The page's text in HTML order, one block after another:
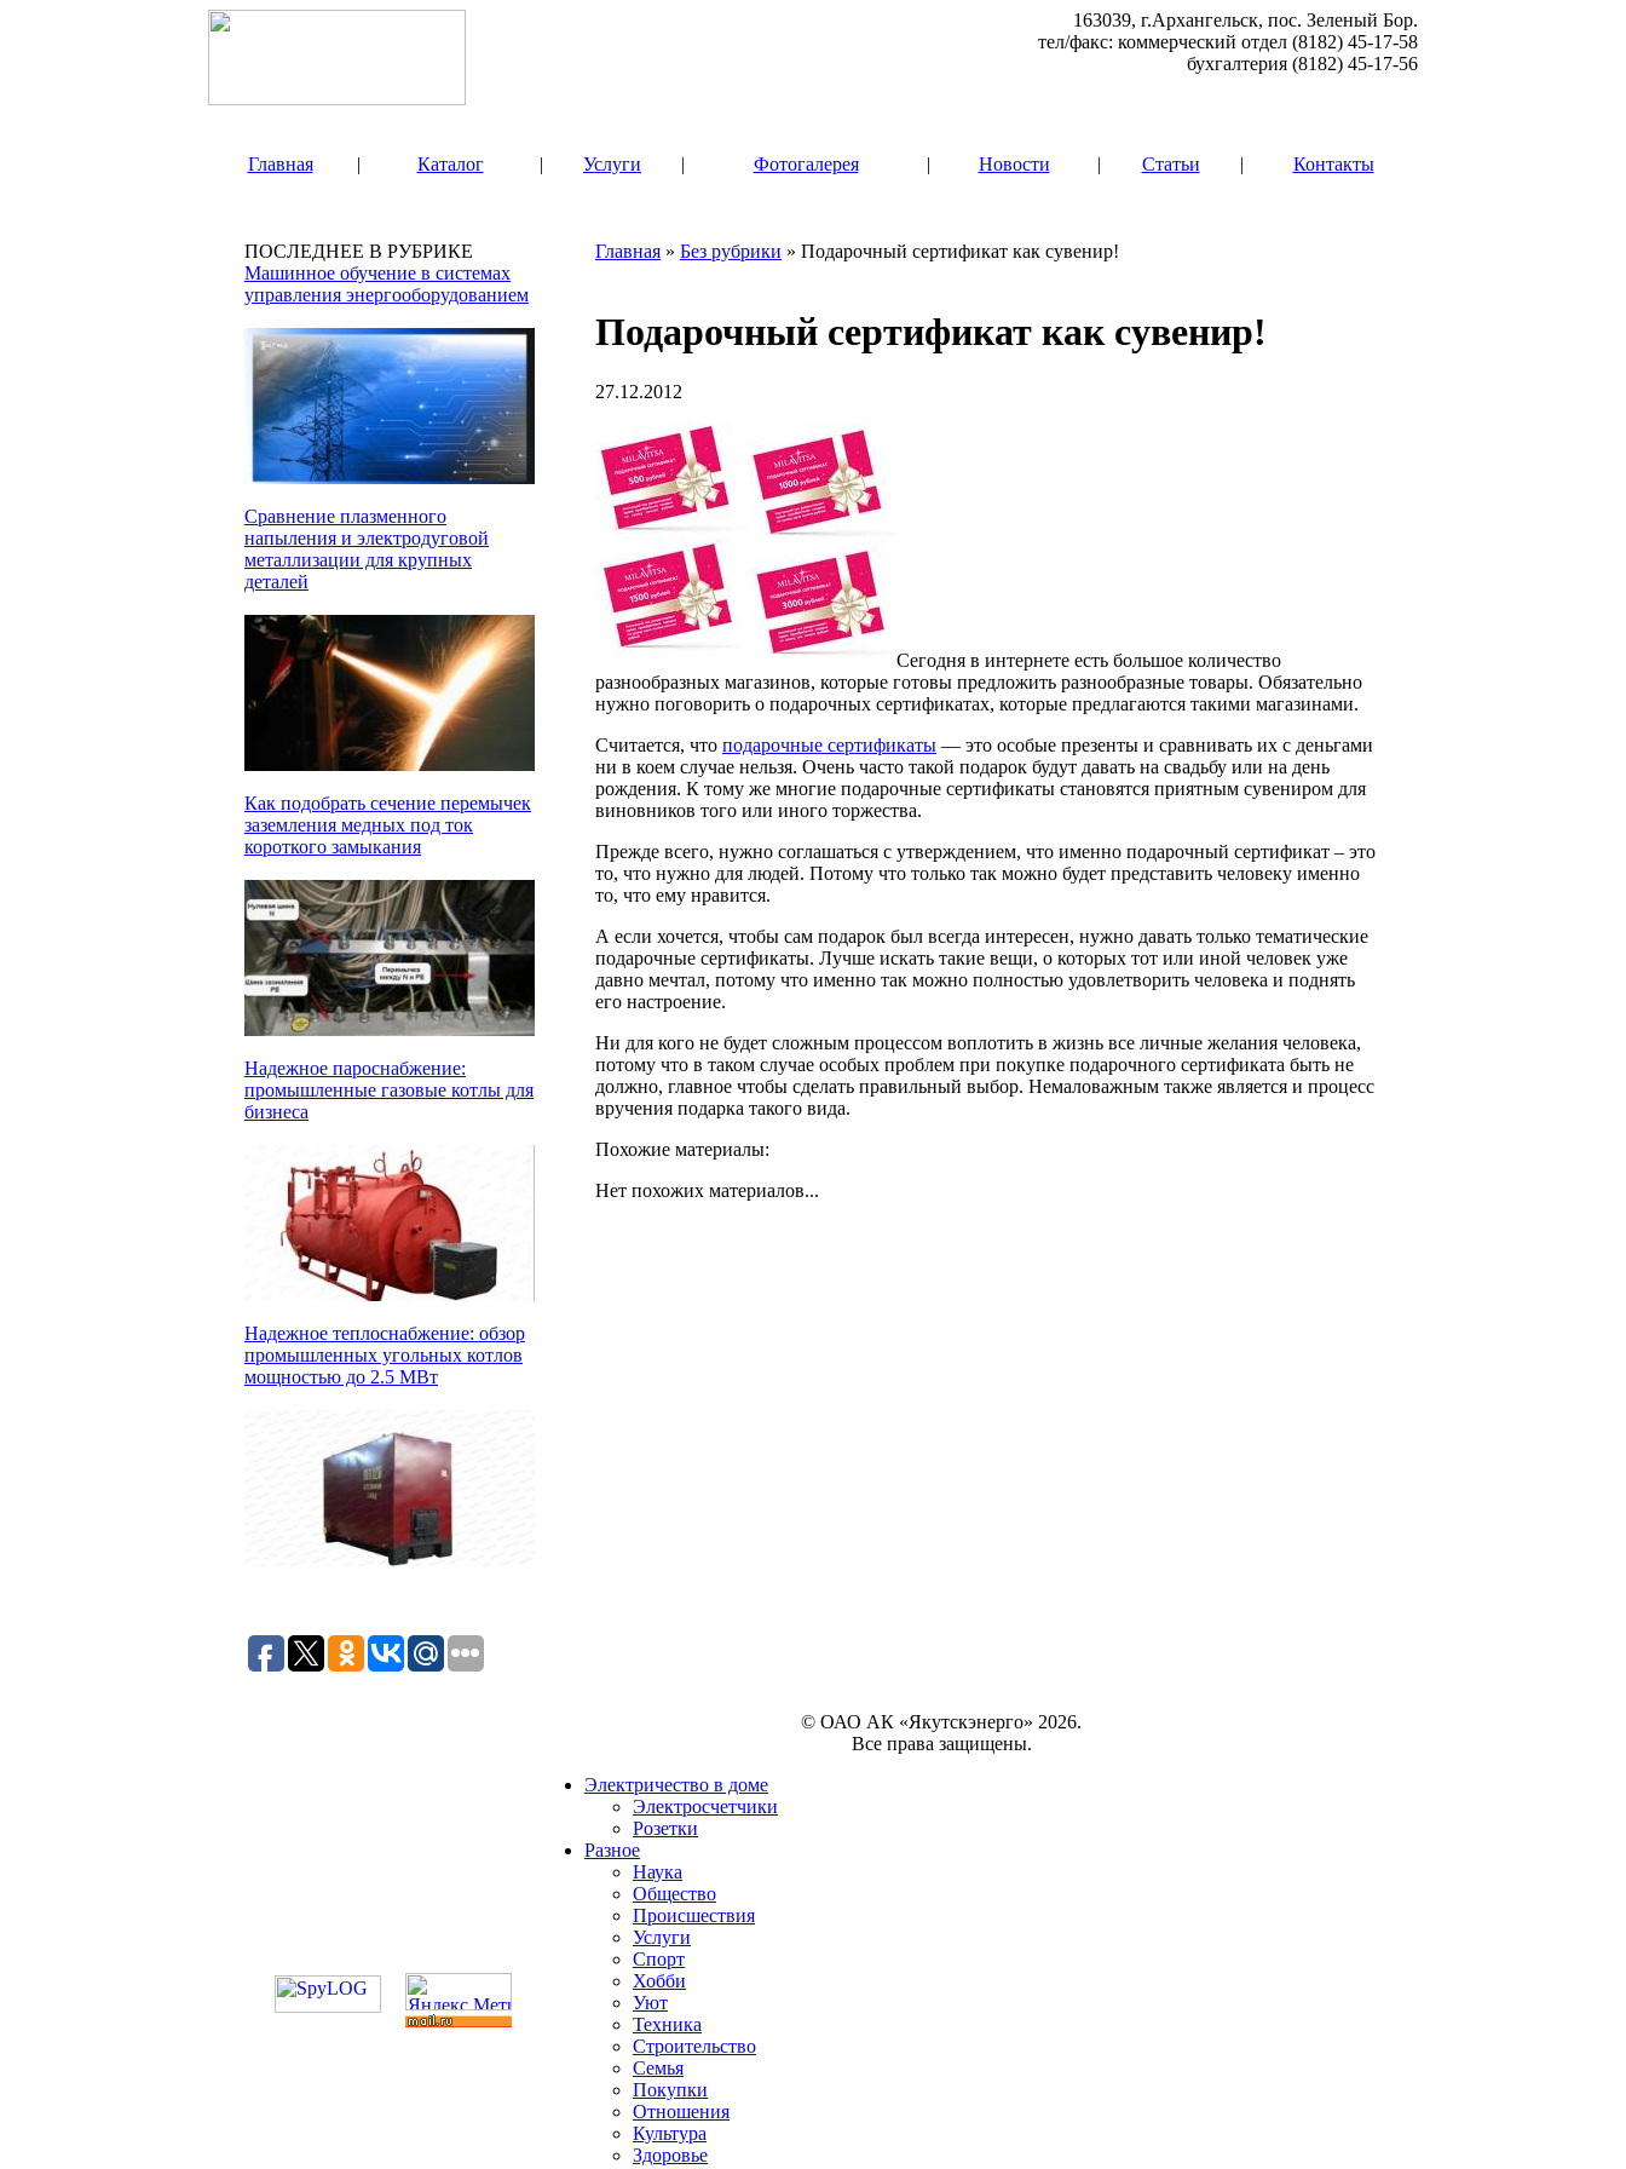
163039, г.Архангельск, пос. Зеленый Бор.
тел/факс: коммерческий отдел (8182) 45-17-58
бухгалтерия (8182) 45-17-56
Главная | Каталог | Услуги | Фотогалерея | Новости | Статьи | Контакты
ПОСЛЕДНЕЕ В РУБРИКЕ
Машинное обучение в системах
управления энергооборудованием
Сравнение плазменного
напыления и электродуговой
металлизации для крупных
деталей
Как подобрать сечение перемычек
заземления медных под ток
короткого замыкания
Надежное пароснабжение:
промышленные газовые котлы для
бизнеса
Надежное теплоснабжение: обзор
промышленных угольных котлов
мощностью до 2.5 МВт
Главная » Без рубрики » Подарочный сертификат как сувенир!
Подарочный сертификат как сувенир!
27.12.2012
Сегодня в интернете есть большое количество
разнообразных магазинов, которые готовы предложить разнообразные товары. Обязательно
нужно поговорить о подарочных сертификатах, которые предлагаются такими магазинами.
Считается, что подарочные сертификаты — это особые презенты и сравнивать их с деньгами
ни в коем случае нельзя. Очень часто такой подарок будут давать на свадьбу или на день
рождения. К тому же многие подарочные сертификаты становятся приятным сувениром для
виновников того или иного торжества.
Прежде всего, нужно соглашаться с утверждением, что именно подарочный сертификат – это
то, что нужно для людей. Потому что только так можно будет представить человеку именно
то, что ему нравится.
А если хочется, чтобы сам подарок был всегда интересен, нужно давать только тематические
подарочные сертификаты. Лучше искать такие вещи, о которых тот или иной человек уже
давно мечтал, потому что именно так можно полностью удовлетворить человека и поднять
его настроение.
Ни для кого не будет сложным процессом воплотить в жизнь все личные желания человека,
потому что в таком случае особых проблем при покупке подарочного сертификата быть не
должно, главное чтобы сделать правильный выбор. Немаловажным также является и процесс
вручения подарка такого вида.
Похожие материалы:
Нет похожих материалов...
© ОАО АК «Якутскэнерго» 2026.
Все права защищены.
Электричество в доме
Электросчетчики
Розетки
Разное
Наука
Общество
Происшествия
Услуги
Спорт
Хобби
Уют
Техника
Строительство
Семья
Покупки
Отношения
Культура
Здоровье